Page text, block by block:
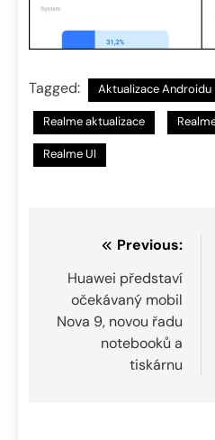
Tagged: Aktualizace Androidu
Realme aktualizace
Realme UI
Navigace
pro
příspěvek
Previous:
Huawei představí
očekávaný mobil
Nova 9, novou řadu
notebooků a
tiskárnu